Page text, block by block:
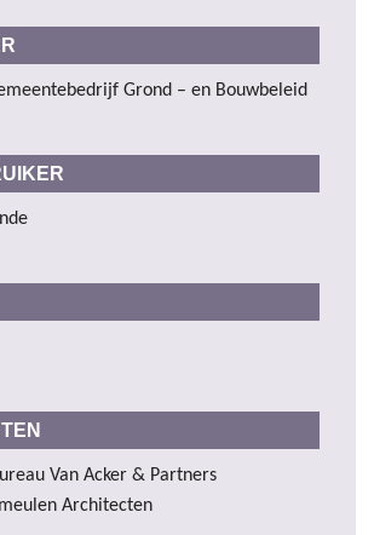
Grond – en Bouwbeleid
Van Acker & Partners
Architecten